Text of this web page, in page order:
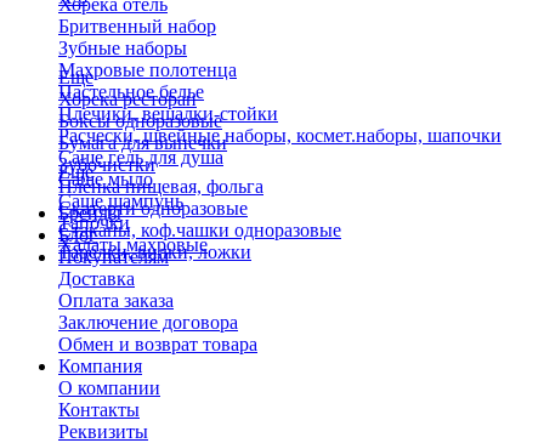
Хорека отель
Бритвенный набор
Зубные наборы
Махровые полотенца
Пастельное белье
Плечики, вешалки-стойки
Расчески, швейные наборы, космет.наборы, шапочки
Саше гель для душа
Саше мыло
Саше шампунь
Тапочки
Халаты махровые
Еще
Хорека ресторан
Боксы одноразовые
Бумага для выпечки
Зубочистки
Пленка пищевая, фольга
Скатерти одноразовые
Стаканы, коф.чашки одноразовые
Тарелки, вилки, ложки
Еще
Бренды
Блог
Покупателям
Доставка
Оплата заказа
Заключение договора
Обмен и возврат товара
Компания
О компании
Контакты
Реквизиты